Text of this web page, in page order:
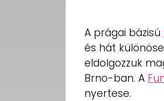
A prágai bázisú
és hát
eldolgozzuk
Brno-ban. A
nyertese.